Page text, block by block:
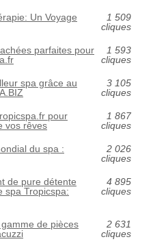
Un Voyage
1 509
cliques
parfaites pour
1 593
cliques
spa grâce au
3 105
cliques
pour
vos rêves
1 867
cliques
du spa :
2 026
cliques
de pure détente
spa Tropicspa:
4 895
cliques
de pièces
2 631
cliques